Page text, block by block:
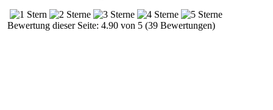
Bewertung dieser Seite: 4.90 von 5 (39 Bewertungen)